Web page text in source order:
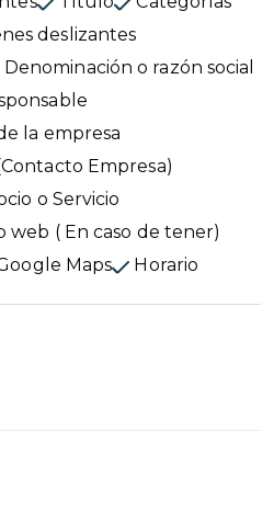
deslizantes
Denominación o razón social
la empresa
Empresa)
o Servicio
web ( En caso de tener)
Maps
Horario